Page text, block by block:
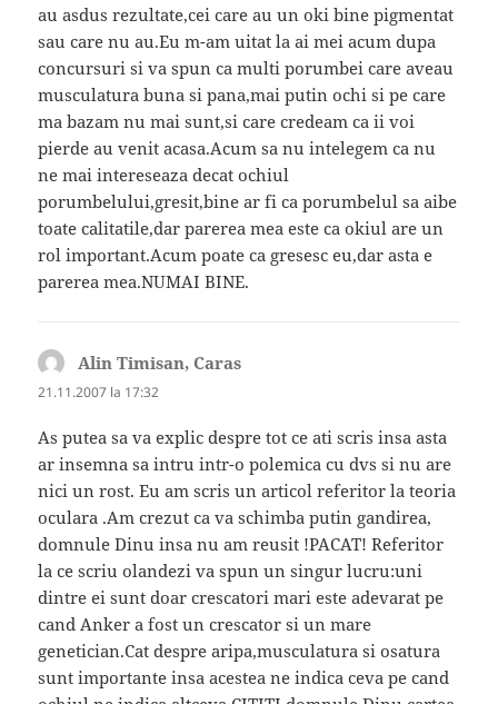
au asdus rezultate,cei care au un oki bine pigmentat
sau care nu au.Eu m-am uitat la ai mei acum dupa
concursuri si va spun ca multi porumbei care aveau
musculatura buna si pana,mai putin ochi si pe care
ma bazam nu mai sunt,si care credeam ca ii voi
pierde au venit acasa.Acum sa nu intelegem ca nu
ne mai intereseaza decat ochiul
porumbelului,gresit,bine ar fi ca porumbelul sa aibe
toate calitatile,dar parerea mea este ca okiul are un
rol important.Acum poate ca gresesc eu,dar asta e
parerea mea.NUMAI BINE.
Alin Timisan, Caras
21.11.2007 la 17:32
As putea sa va explic despre tot ce ati scris insa asta
ar insemna sa intru intr-o polemica cu dvs si nu are
nici un rost. Eu am scris un articol referitor la teoria
oculara .Am crezut ca va schimba putin gandirea,
domnule Dinu insa nu am reusit !PACAT! Referitor
la ce scriu olandezi va spun un singur lucru:uni
dintre ei sunt doar crescatori mari este adevarat pe
cand Anker a fost un crescator si un mare
genetician.Cat despre aripa,musculatura si osatura
sunt importante insa acestea ne indica ceva pe cand